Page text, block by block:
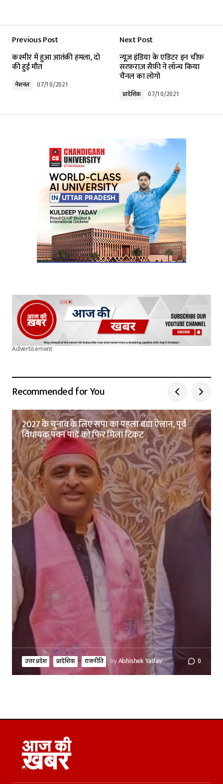
Previous Post
कश्मीर में हुआ आतंकी हमला, दो
की हुई मौत
नेशनल 07/10/2021
Next Post
न्यूज़ इंडिया के एडिटर इन चीफ़
सरफ़राज़ सैफ़ी ने लॉन्च किया
चैनल का लोगो
प्रादेशिक 07/10/2021
Advertisement
Recommended for You
2027 के चुनाव के लिए सपा का पहला बड़ा ऐलान, पूर्व
विधायक पवन पांडे को फिर मिला टिकट
उत्तर प्रदेश प्रादेशिक राजनीति byAbhishek Yadav 0